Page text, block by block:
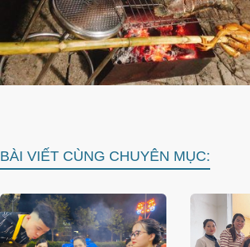
BÀI VIẾT CÙNG CHUYÊN MỤC: